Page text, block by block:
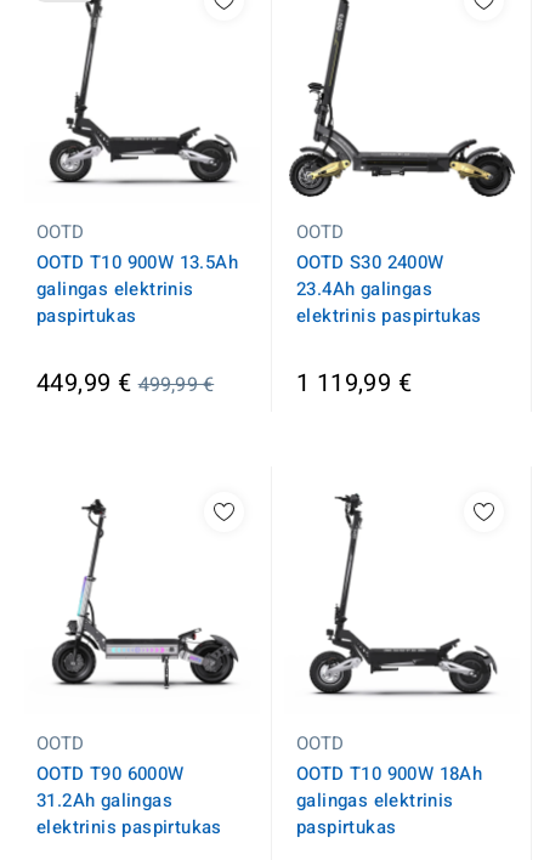
OOTD
OOTD T10 900W 13.5Ah
galingas elektrinis
paspirtukas
449,99 €Įprasta
499,99 €
OOTD
OOTD S30 2400W
23.4Ah galingas
elektrinis paspirtukas
1 119,99 €
OOTD
OOTD T90 6000W
31.2Ah galingas
elektrinis paspirtukas
OOTD
OOTD T10 900W 18Ah
galingas elektrinis
paspirtukas